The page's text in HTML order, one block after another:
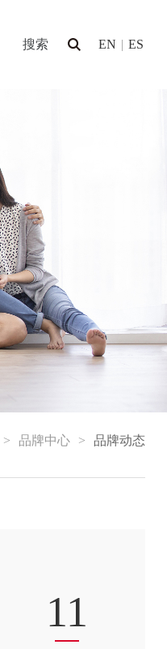
EN | ES
> 品牌中心 > 品牌动态
11